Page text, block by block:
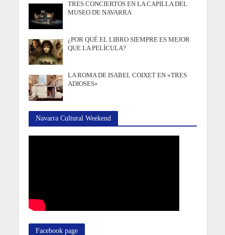
TRES CONCIERTOS EN LA CAPILLA DEL
MUSEO DE NAVARRA
¿POR QUÉ EL LIBRO SIEMPRE ES MEJOR
QUE LA PELÍCULA?
LA ROMA DE ISABEL COIXET EN «TRES
ADIOSES»
Navarra Cultural Weekend
Facebook page